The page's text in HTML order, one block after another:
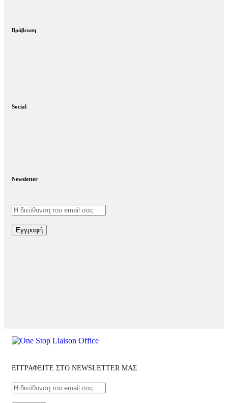
Βράβευση
Social
Newsletter
Εγγραφή
ΕΓΓΡΑΦΕΙΤΕ ΣΤΟ NEWSLETTER ΜΑΣ